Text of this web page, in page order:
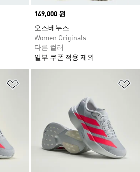
Price
149,000 원
오즈베누즈
Women Originals
다른 컬러
일부 쿠폰 적용 제외